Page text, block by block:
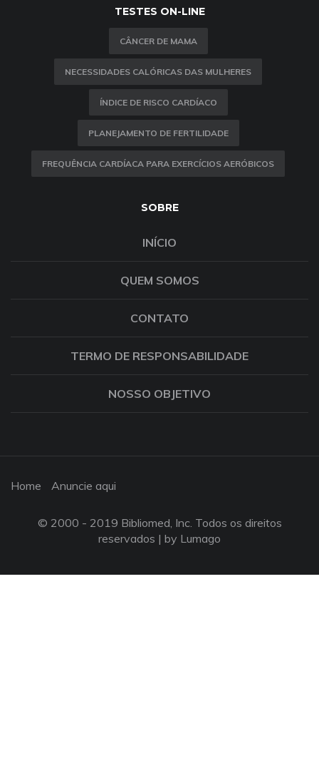
TESTES ON-LINE
CÂNCER DE MAMA
NECESSIDADES CALÓRICAS DAS MULHERES
ÍNDICE DE RISCO CARDÍACO
PLANEJAMENTO DE FERTILIDADE
FREQUÊNCIA CARDÍACA PARA EXERCÍCIOS AERÓBICOS
SOBRE
INÍCIO
QUEM SOMOS
CONTATO
TERMO DE RESPONSABILIDADE
NOSSO OBJETIVO
Home Anuncie aqui
© 2000 - 2019 Bibliomed, Inc. Todos os direitos
reservados | by Lumago